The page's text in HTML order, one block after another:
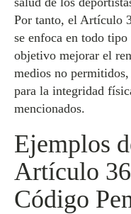
Por tanto, el Artículo
se enfoca en todo
objetivo mejorar el
medios no
para la integridad
mencionados.
Ejemplos
Artículo
Código